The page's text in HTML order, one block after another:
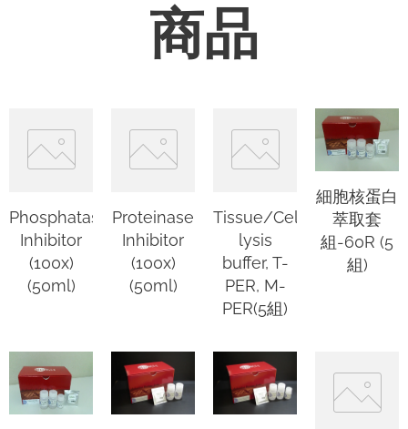
商品
Phosphatase
Inhibitor
(100x)
(50ml)
Proteinase
Inhibitor
(100x)
(50ml)
Tissue/Cell
lysis
buffer, T-
PER, M-
PER(5組)
細胞核蛋白
萃取套
組-60R (5
組)